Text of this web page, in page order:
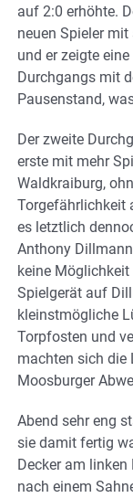
auf 2:0 erhöhte.
neuen Spieler
und er zeigte
Durchgangs mit
Pausenstand,
Der zweite
erste mit mehr
Waldkraiburg,
Torgefährlichkeit
es letztlich
Anthony
keine
Spielgerät auf
kleinstmögliche
Torpfosten und
machten sich die
Moosburger
Abend sehr eng
sie damit fertig
Decker am
nach einem